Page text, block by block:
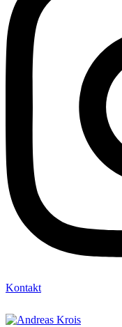
Kontakt